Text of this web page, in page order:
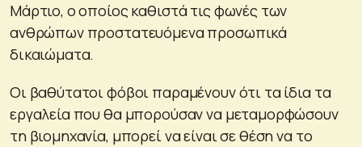
Μάρτιο, ο οποίος καθιστά τις φωνές των
ανθρώπων προστατευόμενα προσωπικά
δικαιώματα.
Οι βαθύτατοι φόβοι παραμένουν ότι τα ίδια τα
εργαλεία που θα μπορούσαν να μεταμορφώσουν
τη βιομηχανία, μπορεί να είναι σε θέση να το